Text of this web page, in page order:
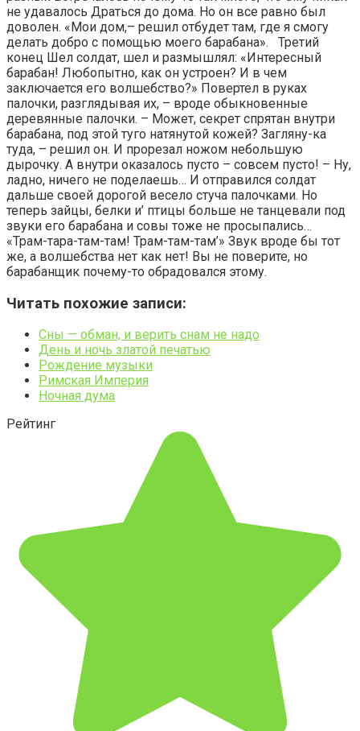
не удавалось Драться до дома. Но он все равно был
доволен. «Мои дом,– решил отбудет там, где я смогу
делать добро с помощью моего барабана». Третий
конец Шел солдат, шел и размышлял: «Интересный
барабан! Любопытно, как он устроен? И в чем
заключается его волшебство?» Повертел в руках
палочки, разглядывая их, – вроде обыкновенные
деревянные палочки. – Может, секрет спрятан внутри
барабана, под этой туго натянутой кожей? Загляну-ка
туда, – решил он. И прорезал ножом небольшую
дырочку. А внутри оказалось пусто – совсем пусто! – Ну,
ладно, ничего не поделаешь… И отправился солдат
дальше своей дорогой весело стуча палочками. Но
теперь зайцы, белки и’ птицы больше не танцевали под
звуки его барабана и совы тоже не просыпались…
«Трам-тара-там-там! Трам-там-там’» Звук вроде бы тот
же, а волшебства нет как нет! Вы не поверите, но
барабанщик почему-то обрадовался этому.
Читать похожие записи:
Сны — обман, и верить снам не надо
День и ночь златой печатью
Рождение музыки
Римская Империя
Ночная дума
Рейтинг